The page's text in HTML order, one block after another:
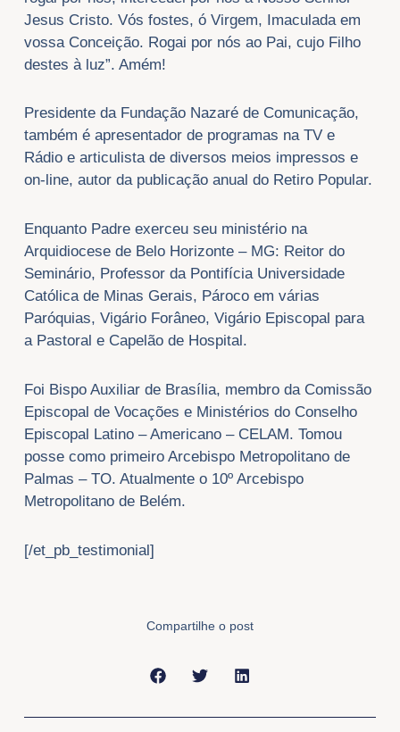
Jesus Cristo. Vós fostes, ó Virgem, Imaculada em
vossa Conceição. Rogai por nós ao Pai, cujo Filho
destes à luz”. Amém!
Presidente da Fundação Nazaré de Comunicação,
também é apresentador de programas na TV e
Rádio e articulista de diversos meios impressos e
on-line, autor da publicação anual do Retiro Popular.
Enquanto Padre exerceu seu ministério na
Arquidiocese de Belo Horizonte – MG: Reitor do
Seminário, Professor da Pontifícia Universidade
Católica de Minas Gerais, Pároco em várias
Paróquias, Vigário Forâneo, Vigário Episcopal para
a Pastoral e Capelão de Hospital.
Foi Bispo Auxiliar de Brasília, membro da Comissão
Episcopal de Vocações e Ministérios do Conselho
Episcopal Latino – Americano – CELAM. Tomou
posse como primeiro Arcebispo Metropolitano de
Palmas – TO. Atualmente o 10º Arcebispo
Metropolitano de Belém.
[/et_pb_testimonial]
Compartilhe o post